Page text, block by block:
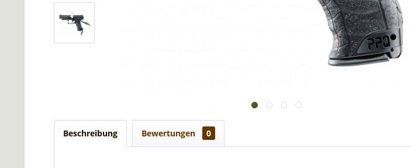
Beschreibung Bewertungen 0